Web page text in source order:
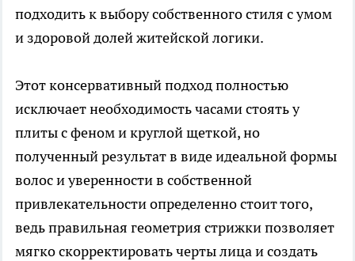
подходить к выбору собственного стиля с умом
и здоровой долей житейской логики.
Этот консервативный подход полностью
исключает необходимость часами стоять у
плиты с феном и круглой щеткой, но
полученный результат в виде идеальной формы
волос и уверенности в собственной
привлекательности определенно стоит того,
ведь правильная геометрия стрижки позволяет
мягко скорректировать черты лица и создать